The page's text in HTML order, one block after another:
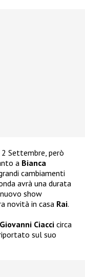
Settembre, però
a Bianca
cambiamenti
avrà una durata
show
novità in casa Rai.
Giovanni Ciacci circa
sul suo